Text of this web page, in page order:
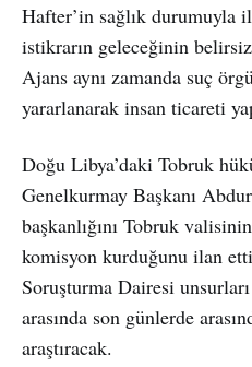
Hafter’in sağlık
istikrarın geleceğinin
Ajans aynı zamanda suç
yararlanarak insan ticareti
Doğu Libya’daki Tobruk
Genelkurmay Başkanı
başkanlığını Tobruk
komisyon kurduğunu ilan
Soruşturma Dairesi
arasında son günlerde
araştıracak.